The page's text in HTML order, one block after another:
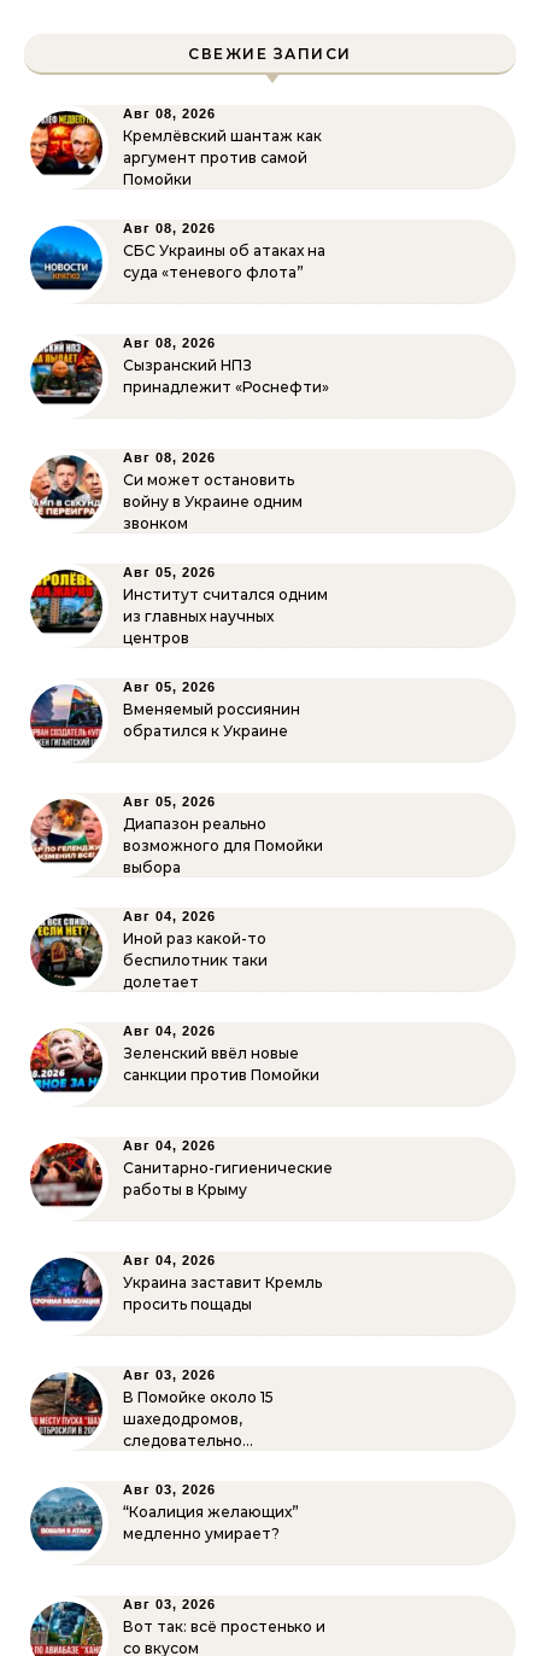
СВЕЖИЕ ЗАПИСИ
Авг 08, 2026
Кремлёвский шантаж как
аргумент против самой
Помойки
Авг 08, 2026
СБС Украины об атаках на
суда «теневого флота”
Авг 08, 2026
Сызранский НПЗ
принадлежит «Роснефти»
Авг 08, 2026
Си может остановить
войну в Украине одним
звонком
Авг 05, 2026
Институт считался одним
из главных научных
центров
Авг 05, 2026
Вменяемый россиянин
обратился к Украине
Авг 05, 2026
Диапазон реально
возможного для Помойки
выбора
Авг 04, 2026
Иной раз какой-то
беспилотник таки
долетает
Авг 04, 2026
Зеленский ввёл новые
санкции против Помойки
Авг 04, 2026
Санитарно-гигиенические
работы в Крыму
Авг 04, 2026
Украина заставит Кремль
просить пощады
Авг 03, 2026
В Помойке около 15
шахедодромов,
следовательно…
Авг 03, 2026
“Коалиция желающих”
медленно умирает?
Авг 03, 2026
Вот так: всё простенько и
со вкусом